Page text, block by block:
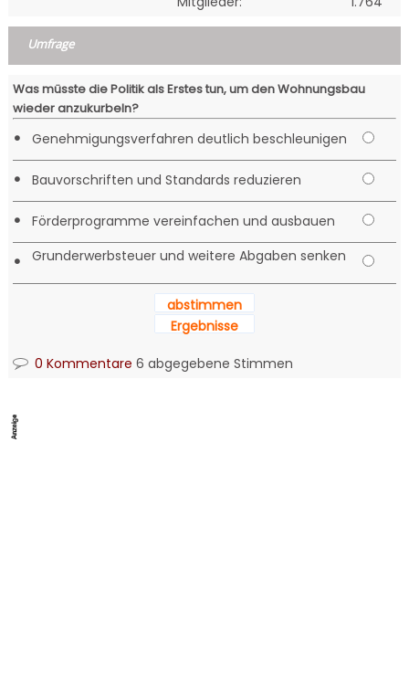
Umfrage
Was müsste die Politik als Erstes tun, um den Wohnungsbau
wieder anzukurbeln?
• Genehmigungsverfahren deutlich beschleunigen
• Bauvorschriften und Standards reduzieren
• Förderprogramme vereinfachen und ausbauen
• Grunderwerbsteuer und weitere Abgaben senken
abstimmen
Ergebnisse
0 Kommentare 6 abgegebene Stimmen